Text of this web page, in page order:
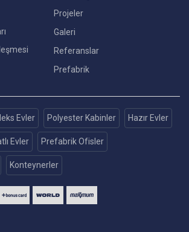
Projeler
Galeri
Referanslar
Prefabrik
Evler Polyester Kabinler Hazır Evler
Evler Prefabrik Ofisler
Konteynerler